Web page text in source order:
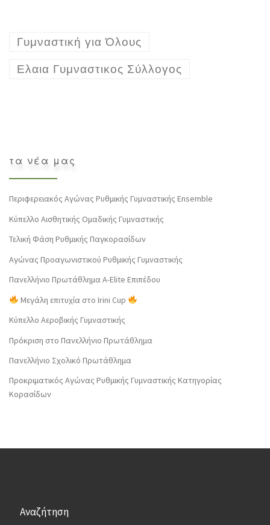
Γυμναστική για Όλους
Ελαια Γυμναστικος Σύλλογος
τα νέα μας
Περιφερειακός Αγώνας Ρυθμικής Γυμναστικής Ensemble
Κύπελλο Αισθητικής Ομαδικής Γυμναστικής
Τελική Φάση Ρυθμικής Παγκορασίδων
Αγώνας Προαγωνιστικού Ρυθμικής Γυμναστικής
Πανελλήνιο Πρωτάθλημα Α-Elite Επιπέδου
Μεγάλη επιτυχία στο Irini Cup
Κύπελλο Αεροβικής Γυμναστικής
Πρόκριση στο Πανελλήνιο Πρωτάθλημα
Πανελλήνιο Σχολικό Πρωτάθλημα
Προκριματικός Αγώνας Ρυθμικής Γυμναστικής Κατηγορίας
Κορασίδων
Αναζήτηση